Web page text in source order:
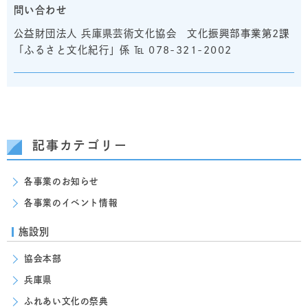
問い合わせ
公益財団法人 兵庫県芸術文化協会 文化振興部事業第2課
「ふるさと文化紀行」係 ℡ 078-321-2002
記事カテゴリー
各事業のお知らせ
各事業のイベント情報
施設別
協会本部
兵庫県
ふれあい文化の祭典